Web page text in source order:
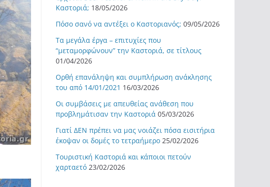
Καστοριά; 18/05/2026
Πόσο σανό να αντέξει ο Καστοριανός; 09/05/2026
Τα μεγάλα έργα – επιτυχίες που
“μεταμορφώνουν” την Καστοριά, σε τίτλους
01/04/2026
Ορθή επανάληψη και συμπλήρωση ανάκλησης
του από 14/01/2021 16/03/2026
Οι συμβάσεις με απευθείας ανάθεση που
προβλημάτισαν την Καστοριά 05/03/2026
Γιατί ΔΕΝ πρέπει να μας νοιάζει πόσα εισιτήρια
έκοψαν οι δομές το τετραήμερο 25/02/2026
Τουριστική Καστοριά και κάποιοι πετούν
χαρταετό 23/02/2026